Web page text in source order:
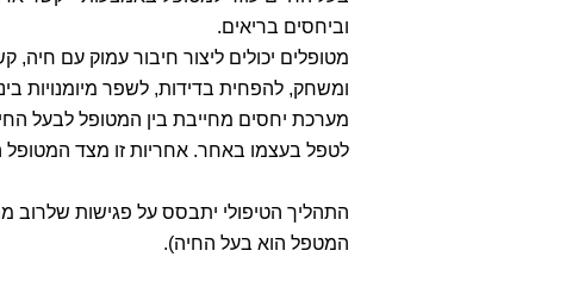
וביחסים בריאים.
מטופלים יכולים ליצור חיבור עמוק עם
ומשחק, להפחית בדידות, לשפר מיומנויות
מערכת יחסים מחייבת בין המטופל לבעל
לטפל בעצמו באחר. אחריות זו מצד המטופל
התהליך הטיפולי יתבסס על פגישות שלרוב
המטפל הוא בעל החיה).